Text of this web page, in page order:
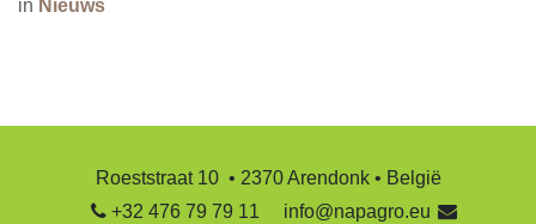
in Nieuws
Roeststraat 10 • 2370 Arendonk • België
+32 476 79 79 11
info@napagro.eu